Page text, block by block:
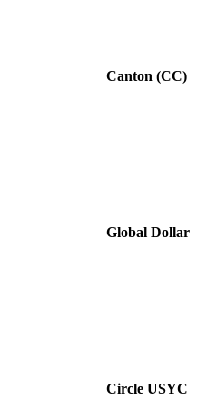
Canton (CC)
Global Dollar
Circle USYC